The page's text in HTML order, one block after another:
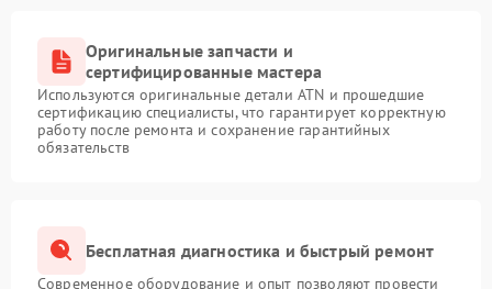
Оригинальные запчасти и
сертифицированные мастера
Используются оригинальные детали ATN и прошедшие
сертификацию специалисты, что гарантирует корректную
работу после ремонта и сохранение гарантийных
обязательств
Бесплатная диагностика и быстрый ремонт
Современное оборудование и опыт позволяют провести